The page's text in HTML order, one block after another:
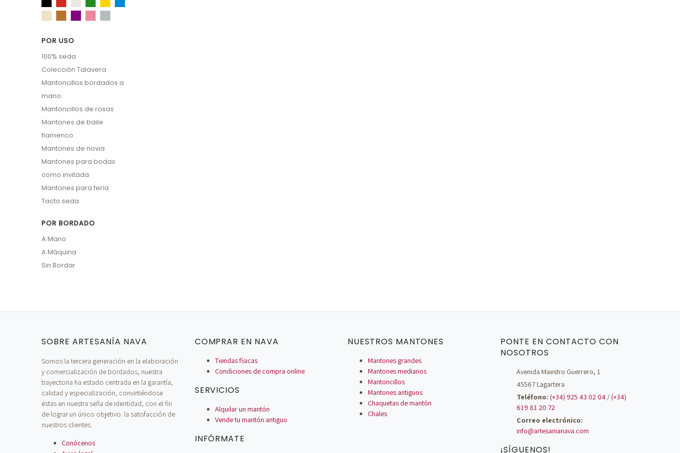
POR USO
100% seda
Colección Talavera
Mantoncillos bordados a
mano
Mantoncillos de rosas
Mantones de baile
flamenco
Mantones de novia
Mantones para bodas
como invitada
Mantones para feria
Tacto seda
POR BORDADO
A Mano
A Máquina
Sin Bordar
SOBRE ARTESANÍA NAVA
Somos la tercera generación en la elaboración
y comercialización de bordados, nuestra
trayectoria ha estado centrada en la garantía,
calidad y especialización, convirtiéndose
éstas en nuestra seña de identidad, con el fin
de lograr un único objetivo: la satisfacción de
nuestros clientes.
Conócenos
COMPRAR EN NAVA
Tiendas físicas
Condiciones de compra online
SERVICIOS
Alquilar un mantón
Vende tu mantón antiguo
INFÓRMATE
NUESTROS MANTONES
Mantones grandes
Mantones medianos
Mantoncillos
Mantones antiguos
Chaquetas de mantón
Chales
PONTE EN CONTACTO CON
NOSOTROS
Avenida Maestro Guerrero, 1
45567 Lagartera
Teléfono: (+34) 925 43 02 04 /(+34)
619 81 20 72
Correo electrónico:
info@artesanianava.com
¡SÍGUENOS!